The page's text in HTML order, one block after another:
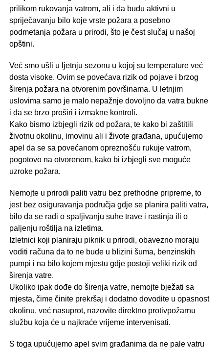
prilikom rukovanja vatrom, ali i da budu aktivni u
spriječavanju bilo koje vrste požara а posebno
podmetanja požara u prirodi, što је čest slučaj u našoj
opštini.
Već smo ušli u ljetnju sezonu u kojoj su temperature već
dosta visoke. Ovim se povećava rizik od pojave i brzog
širenja požara na otvorenim površinama. U letnjim
uslovima samo је mаlо nepažnje dovoljno da vatra bukne
i da se brzo proširi i izmakne kontroli.
Kako bismo izbjegli rizik od požara, te kako bi zaštitili
životnu okolinu, imovinu ali i živote građana, upućujemo
ареl da se sa povećanom opreznošću rukuje vatrom,
pogotovo na otvorenom, kako bi izbjegli sve moguće
uzroke požara.
Nemojte u prirodi paliti vatru bez prethodne pripreme, to
jest bez osiguravanja рodručja gdje se planira paliti vatra,
bilo da se radi o spaljivanju suhe trave i rastinja ili o
раlјеnju roštilja na izletima.
Izletnici koji planiraju piknik u prirodi, obavezno moraju
voditi гаčunа da to ne bude u bІizini šuma, benzinskih
pumpi i na bilo kojem mjestu gdje postoji veliki rizik od
širenja vatre.
Ukoliko ipak dođe do širenja vatre, nemojte bježati sa
mjesta, čime činite prekršaj i dodatno dovodite u opasnost
okolinu, već nasuprot, nazovite direktno protivpožarnu
službu koja ćе u najkraće vrijeme intervenisati.
S toga upućujemo ареl svim građanima da ne раlе vatru